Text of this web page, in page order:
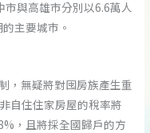
與高雄市分別以6.6萬人
主要城市。
，無疑將對囤房族產生重
自住住家房屋的稅率將
，且將採全國歸戶的方